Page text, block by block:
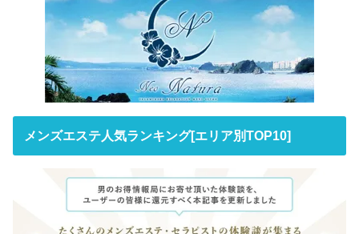
メンズエステ人気ランキング[エリア別TOP10]